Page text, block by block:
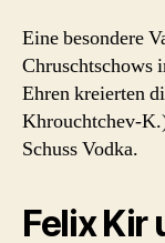
Eine besondere
Chruschtschows
Ehren kreierten
Khrouchtchev-
Schuss Vodka.
Felix Kir